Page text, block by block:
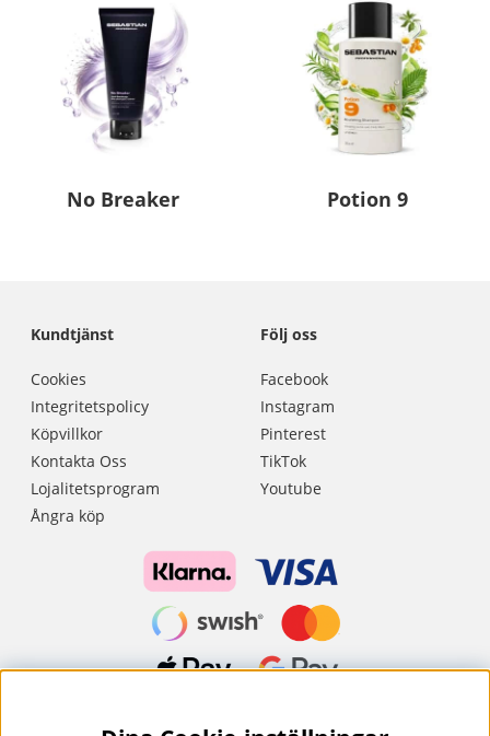
No Breaker Potion 9
Kundtjänst
Cookies
Integritetspolicy
Köpvillkor
Kontakta Oss
Lojalitetsprogram
Ångra köp
Följ oss
Facebook
Instagram
Pinterest
TikTok
Youtube